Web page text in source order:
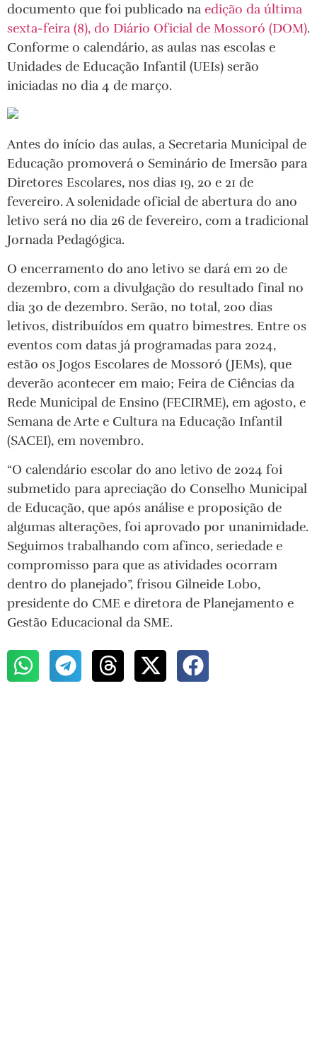
documento que foi publicado na edição da última
sexta-feira (8), do Diário Oficial de Mossoró (DOM).
Conforme o calendário, as aulas nas escolas e
Unidades de Educação Infantil (UEIs) serão
iniciadas no dia 4 de março.
Antes do início das aulas, a Secretaria Municipal de
Educação promoverá o Seminário de Imersão para
Diretores Escolares, nos dias 19, 20 e 21 de
fevereiro. A solenidade oficial de abertura do ano
letivo será no dia 26 de fevereiro, com a tradicional
Jornada Pedagógica.
O encerramento do ano letivo se dará em 20 de
dezembro, com a divulgação do resultado final no
dia 30 de dezembro. Serão, no total, 200 dias
letivos, distribuídos em quatro bimestres. Entre os
eventos com datas já programadas para 2024,
estão os Jogos Escolares de Mossoró (JEMs), que
deverão acontecer em maio; Feira de Ciências da
Rede Municipal de Ensino (FECIRME), em agosto, e
Semana de Arte e Cultura na Educação Infantil
(SACEI), em novembro.
“O calendário escolar do ano letivo de 2024 foi
submetido para apreciação do Conselho Municipal
de Educação, que após análise e proposição de
algumas alterações, foi aprovado por unanimidade.
Seguimos trabalhando com afinco, seriedade e
compromisso para que as atividades ocorram
dentro do planejado”, frisou Gilneide Lobo,
presidente do CME e diretora de Planejamento e
Gestão Educacional da SME.